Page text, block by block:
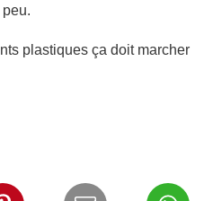
plastiques ça doit marcher